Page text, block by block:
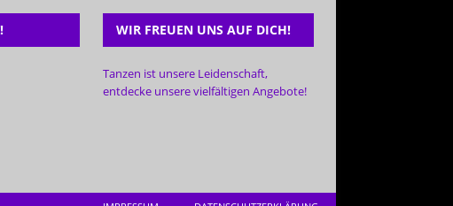
WIR FREUEN UNS AUF DICH!
Tanzen ist unsere Leidenschaft,
entdecke unsere vielfältigen Angebote!